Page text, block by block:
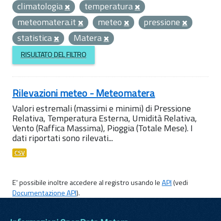
climatologia
temperatura
meteomatera.it
meteo
pressione
statistica
Matera
RISULTATO DEL FILTRO
Rilevazioni meteo - Meteomatera
Valori estremali (massimi e minimi) di Pressione
Relativa, Temperatura Esterna, Umidità Relativa,
Vento (Raffica Massima), Pioggia (Totale Mese). I
dati riportati sono rilevati...
CSV
E' possibile inoltre accedere al registro usando leAPI(vedi
Documentazione API).